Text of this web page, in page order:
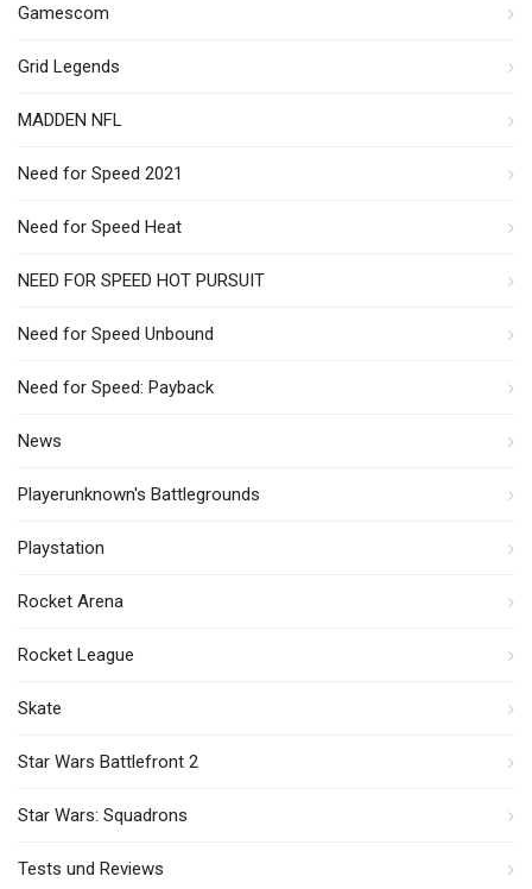
Gamescom
Grid Legends
MADDEN NFL
Need for Speed 2021
Need for Speed Heat
NEED FOR SPEED HOT PURSUIT
Need for Speed Unbound
Need for Speed: Payback
News
Playerunknown's Battlegrounds
Playstation
Rocket Arena
Rocket League
Skate
Star Wars Battlefront 2
Star Wars: Squadrons
Tests und Reviews